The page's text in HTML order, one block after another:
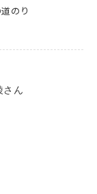
のり